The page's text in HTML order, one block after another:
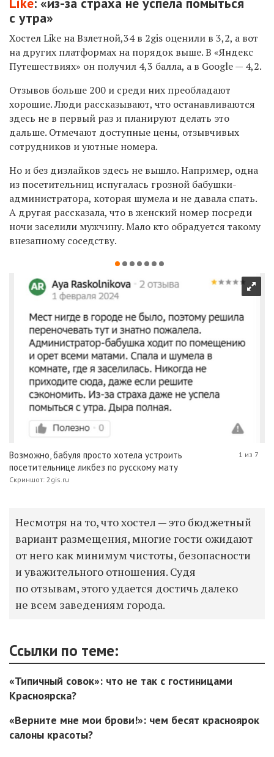
с утра»
Хостел Like на Взлетной,34 в 2gis оценили в 3,2, а вот
на других платформах на порядок выше. В «Яндекс
Путешествиях» он получил 4,3 балла, а в Google — 4,2.
Отзывов больше 200 и среди них преобладают
хорошие. Люди рассказывают, что останавливаются
здесь не в первый раз и планируют делать это
дальше. Отмечают доступные цены, отзывчивых
сотрудников и уютные номера.
Но и без дизлайков здесь не вышло. Например, одна
из посетительниц испугалась грозной бабушки-
администратора, которая шумела и не давала спать.
А другая рассказала, что в женский номер посреди
ночи заселили мужчину. Мало кто обрадуется такому
внезапному соседству.
Возможно, бабуля просто хотела устроить
посетительнице ликбез по русскому мату
Скриншот: 2gis.ru
1 из 7
Несмотря на то, что хостел — это бюджетный
вариант размещения, многие гости ожидают
от него как минимум чистоты, безопасности
и уважительного отношения. Судя
по отзывам, этого удается достичь далеко
не всем заведениям города.
Ссылки по теме:
«Типичный совок»: что не так с гостиницами
Красноярска?
«Верните мне мои брови!»: чем бесят красноярок
салоны красоты?